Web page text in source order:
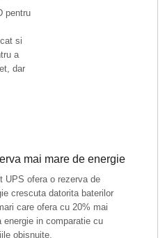
pentru
si
a
dar
mai mare de energie
UPS ofera o rezerva de
crescuta datorita baterilor
care ofera cu 20% mai
energie in comparatie cu
obisnuite.